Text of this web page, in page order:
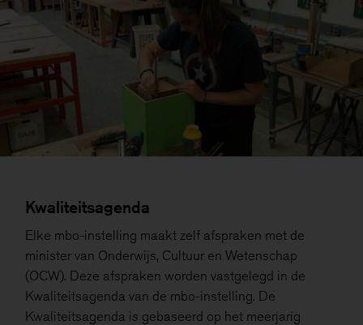
Kwaliteitsagenda
Elke mbo-instelling maakt zelf afspraken met de
minister van Onderwijs, Cultuur en Wetenschap
(OCW). Deze afspraken worden vastgelegd in de
Kwaliteitsagenda van de mbo-instelling. De
Kwaliteitsagenda is gebaseerd op het meerjarig